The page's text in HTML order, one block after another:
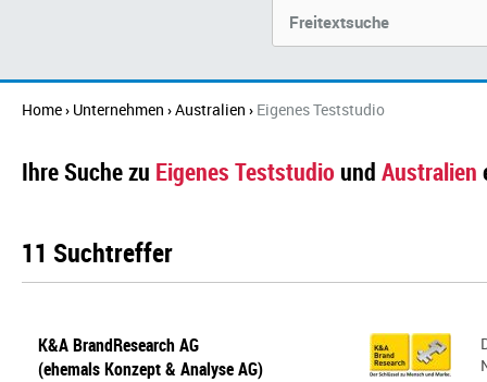
Home› Unternehmen ›Australien › Eigenes Teststudio
Ihre Suche zu Eigenes Teststudio und Australien
11 Suchtreffer
K&A BrandResearch AG
(ehemals Konzept & Analyse AG)